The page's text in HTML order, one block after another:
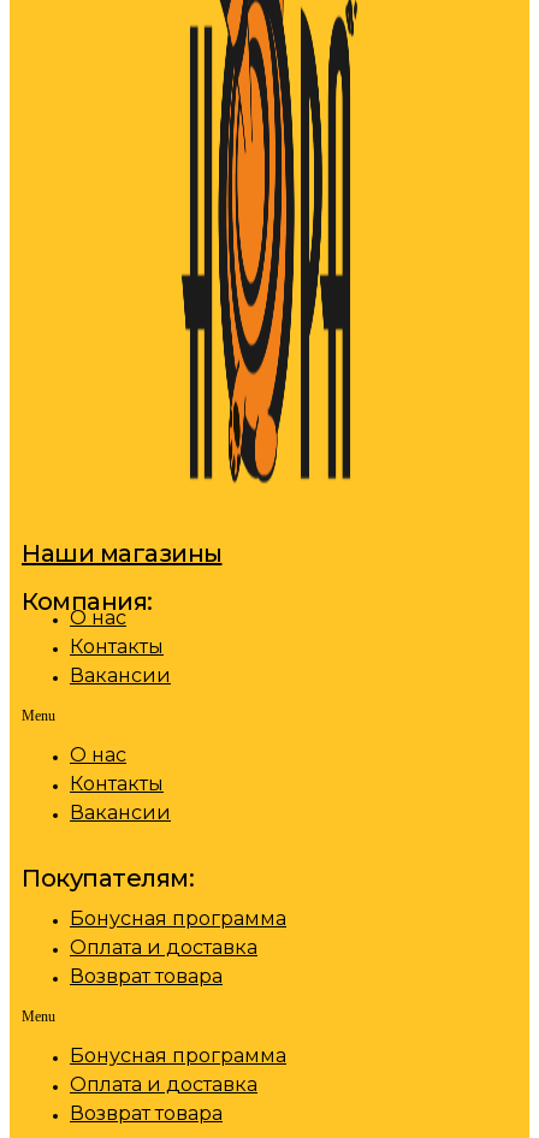
Наши магазины
Компания:
О нас
Контакты
Вакансии
Menu
О нас
Контакты
Вакансии
Покупателям:
Бонусная программа
Оплата и доставка
Возврат товара
Menu
Бонусная программа
Оплата и доставка
Возврат товара